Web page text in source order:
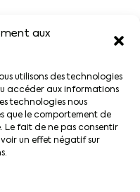
aux
utilisons des technologies
accéder aux informations
technologies nous
que le comportement de
Le fait de ne pas consentir
un effet négatif sur